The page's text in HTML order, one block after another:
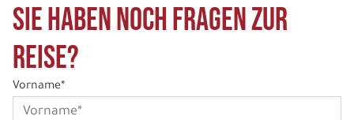
Sie haben noch Fragen zur
Reise?
Vorname*